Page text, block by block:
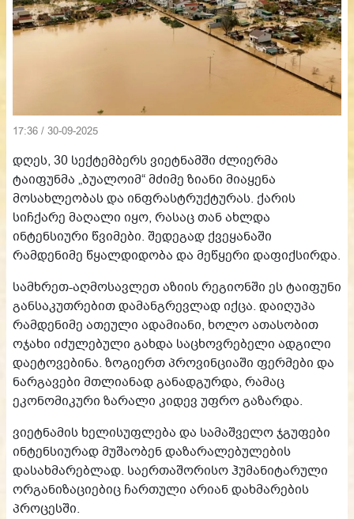
17:36 / 30-09-2025
დღეს, 30 სექტემბერს ვიეტნამში ძლიერმა
ტაიფუნმა „ბუალოიმ“ მძიმე ზიანი მიაყენა
მოსახლეობას და ინფრასტრუქტურას. ქარის
სიჩქარე მაღალი იყო, რასაც თან ახლდა
ინტენსიური წვიმები. შედეგად ქვეყანაში
რამდენიმე წყალდიდობა და მეწყერი დაფიქსირდა.
სამხრეთ-აღმოსავლეთ აზიის რეგიონში ეს ტაიფუნი
განსაკუთრებით დამანგრევლად იქცა. დაიღუპა
რამდენიმე ათეული ადამიანი, ხოლო ათასობით
ოჯახი იძულებული გახდა საცხოვრებელი ადგილი
დაეტოვებინა. ზოგიერთ პროვინციაში ფერმები და
ნარგავები მთლიანად განადგურდა, რამაც
ეკონომიკური ზარალი კიდევ უფრო გაზარდა.
ვიეტნამის ხელისუფლება და სამაშველო ჯგუფები
ინტენსიურად მუშაობენ დაზარალებულების
დასახმარებლად. საერთაშორისო ჰუმანიტარული
ორგანიზაციებიც ჩართული არიან დახმარების
პროცესში.